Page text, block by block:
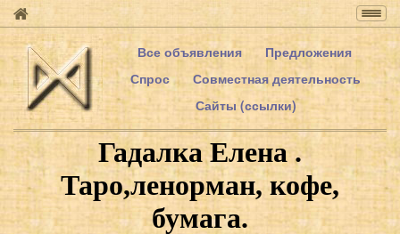
Все объявления
Предложения
Спрос
Совместная деятельность
Сайты (ссылки)
Гадалка Елена .
Таро,ленорман, кофе,
бумага.